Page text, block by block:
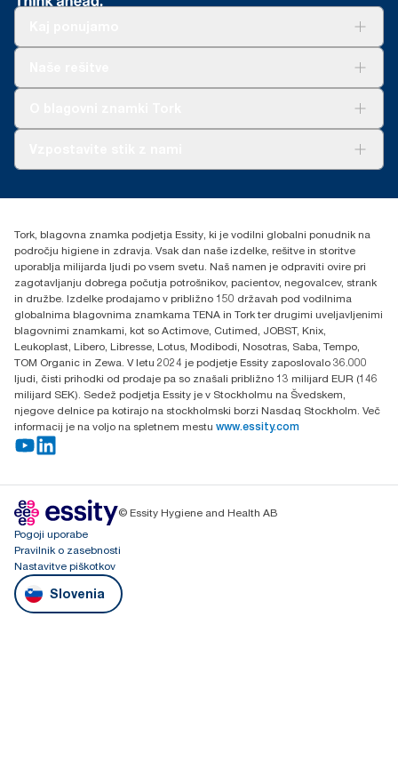
Essity Hungary Kft. Professional Hygiene
Budakeszi út 51.
Tork, blagovna znamka podjetja Essity, ki je vodilni globalni ponudnik na
področju higiene in zdravja. Vsak dan naše izdelke, rešitve in storitve
uporablja milijarda ljudi po vsem svetu. Naš namen je odpraviti ovire pri
zagotavljanju dobrega počutja potrošnikov, pacientov, negovalcev, strank
in družbe. Izdelke prodajamo v približno 150 državah pod vodilnima
globalnima blagovnima znamkama TENA in Tork ter drugimi uveljavljenimi
blagovnimi znamkami, kot so Actimove, Cutimed, JOBST, Knix,
Leukoplast, Libero, Libresse, Lotus, Modibodi, Nosotras, Saba, Tempo,
TOM Organic in Zewa. V letu 2024 je podjetje Essity zaposlovalo 36.000
ljudi, čisti prihodki od prodaje pa so znašali približno 13 milijard EUR (146
milijard SEK). Sedež podjetja Essity je v Stockholmu na Švedskem,
njegove delnice pa kotirajo na stockholmski borzi Nasdaq Stockholm. Več
informacij je na voljo na spletnem mestu www.essity.com
© Essity Hygiene and Health AB
Pogoji uporabe
Pravilnik o zasebnosti
Nastavitve piškotkov
Slovenia